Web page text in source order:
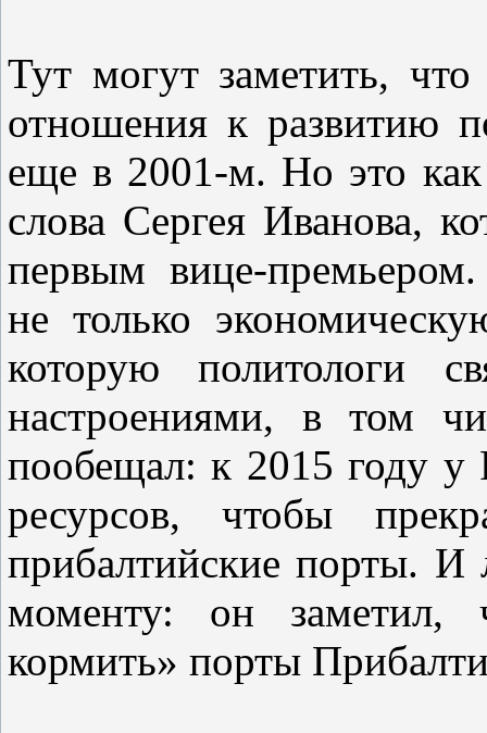
Тут могут заметить,
отношения к развитию
еще в 2001-м. Но это
слова Сергея Иванова,
первым вице-
не только
которую политологи
настроениями, в том
пообещал: к 2015 году у
ресурсов, чтобы
прибалтийские порты. И
моменту: он заметил,
кормить» порты